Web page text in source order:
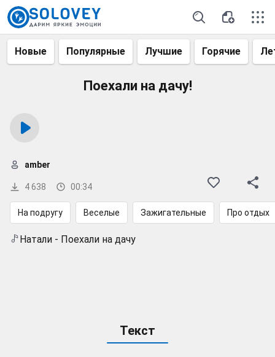
Новые Популярные Лучшие Горячие
Поехали на дачу!
4 638 00:34
amber
На подругу Веселые Зажигательные Про отдых
Натали - Поехали на дачу
Текст